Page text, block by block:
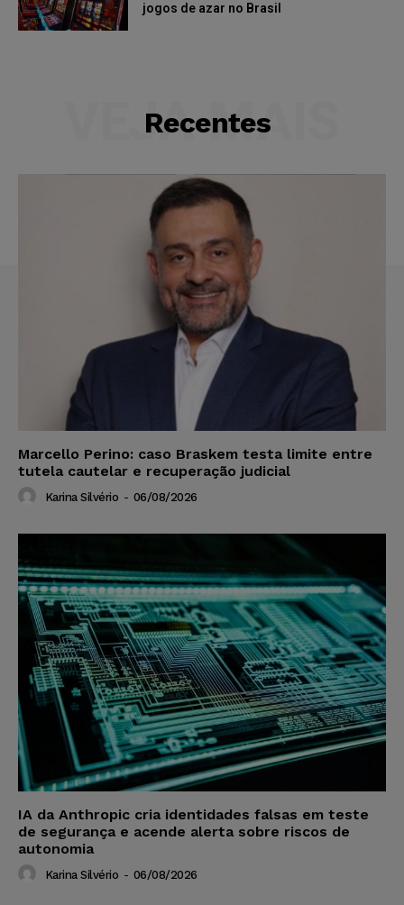
jogos de azar no Brasil
Recentes
VEJA MAIS
Marcello Perino: caso Braskem testa limite entre
tutela cautelar e recuperação judicial
Karina Silvério - 06/08/2026
IA da Anthropic cria identidades falsas em teste
de segurança e acende alerta sobre riscos de
autonomia
Karina Silvério - 06/08/2026